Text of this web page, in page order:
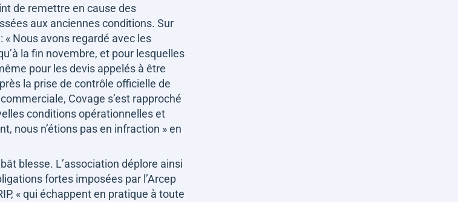
de remettre en cause des
aux anciennes conditions. Sur
« Nous avons regardé avec les
la fin novembre, et pour lesquelles
pour les devis appelés à être
la prise de contrôle officielle de
Covage s’est rapproché
conditions opérationnelles et
nous n’étions pas en infraction »en
blesse. L’association déplore ainsi
fortes imposées par l’Arcep
« qui échappent en pratique à toute